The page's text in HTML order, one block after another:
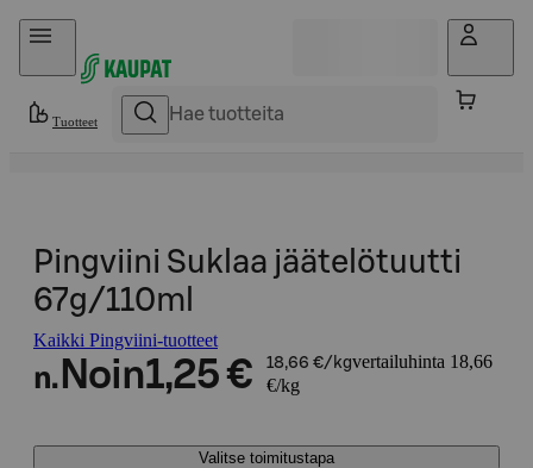
Hyppää sisältöön
Tuotteet
Pingviini Suklaa jäätelötuutti
67g/110ml
Kaikki Pingviini-tuotteet
n. Noin1,25 € 18,66 €/kgvertailuhinta 18,66
€/kg
Valitse toimitustapa